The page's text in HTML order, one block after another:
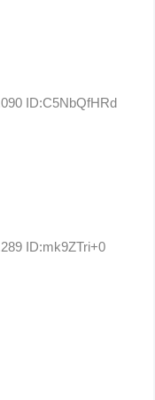
ID:C5NbQfHRd
ID:mk9ZTri+0